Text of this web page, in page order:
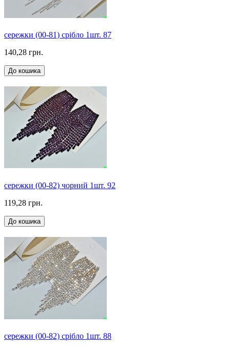
сережки (00-81) срібло 1шт. 87
140,28 грн.
До кошика
сережки (00-82) чорний 1шт. 92
119,28 грн.
До кошика
сережки (00-82) срібло 1шт. 88